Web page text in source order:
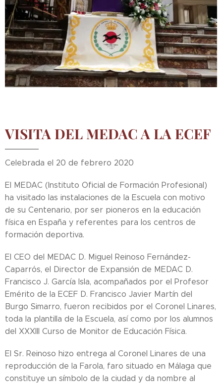
VISITA DEL MEDAC A LA ECEF
Celebrada el 20 de febrero 2020
El MEDAC (Instituto Oficial de Formación Profesional)
ha visitado las instalaciones de la Escuela con motivo
de su Centenario, por ser pioneros en la educación
física en España y referentes para los centros de
formación deportiva.
El CEO del MEDAC D. Miguel Reinoso Fernández-
Caparrós, el Director de Expansión de MEDAC D.
Francisco J. García Isla, acompañados por el Profesor
Emérito de la ECEF D. Francisco Javier Martín del
Burgo Simarro, fueron recibidos por el Coronel Linares,
toda la plantilla de la Escuela, así como por los alumnos
del XXXIII Curso de Monitor de Educación Física.
El Sr. Reinoso hizo entrega al Coronel Linares de una
reproducción de la Farola, faro situado en Málaga que
constituye un símbolo de la ciudad y da nombre al